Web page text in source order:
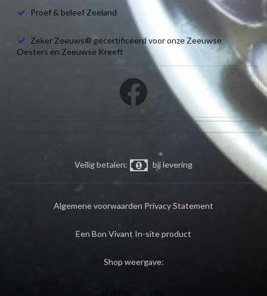
Proef & beleef Zeeland
Zeker Zeeuws® gecertificeerd voor onze Zeeuwse
Oesters en Zeeuwse Kreeft
Veilig betalen: bij levering
Algemene voorwaarden Privacy Statement
Een Bon Vivant In-site product
Shop weergave: